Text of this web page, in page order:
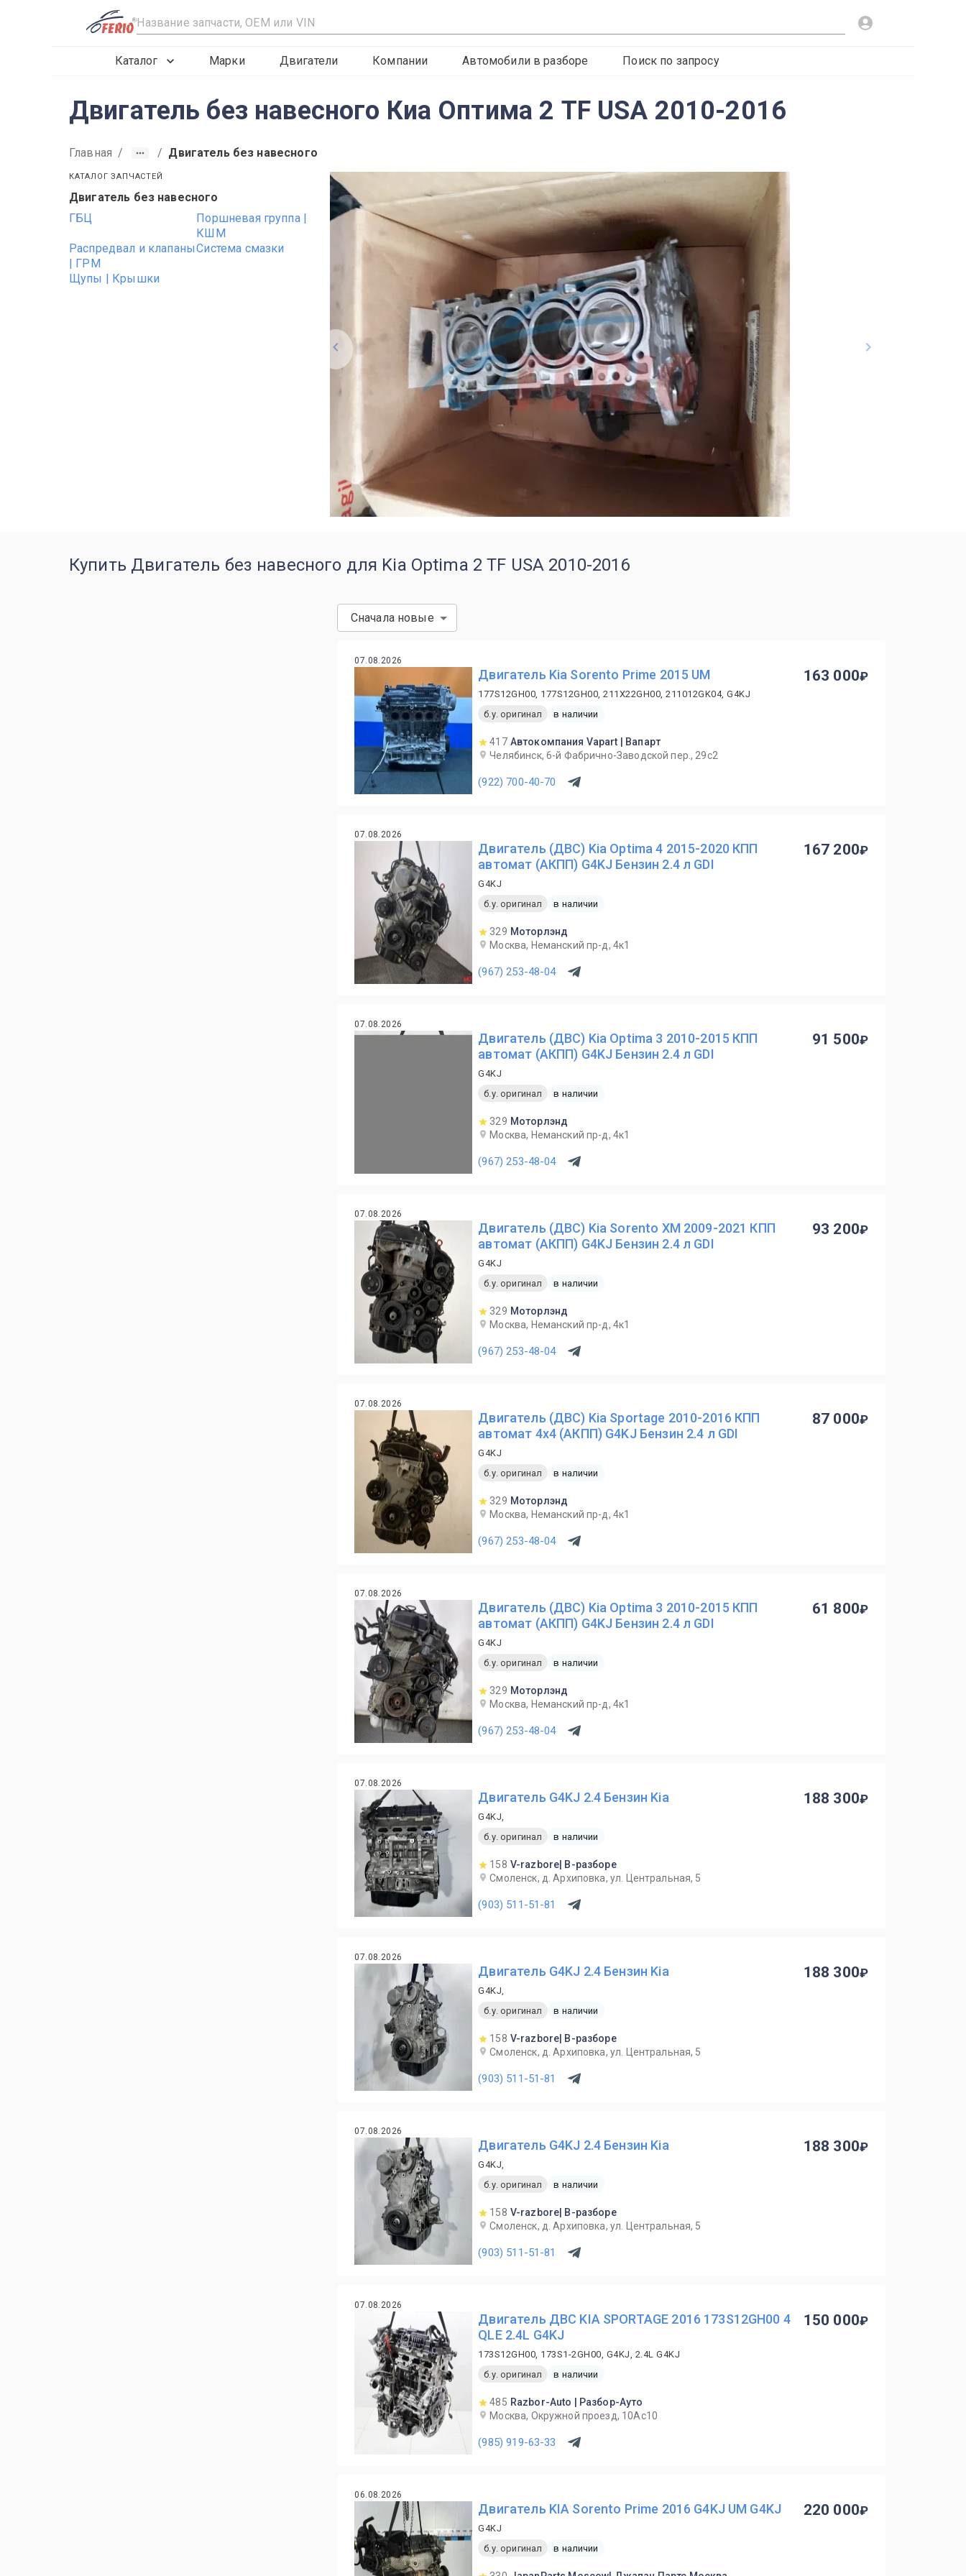
R
Каталог Марки Двигатели Компании Автомобили в разборе Поиск по запросу
Двигатель без навесного Киа Оптима 2 TF USA 2010-2016
Главная / / Двигатель без навесного
КАТАЛОГ ЗАПЧАСТЕЙ
Двигатель без навесного
ГБЦ
Поршневая группа |
КШМ
Распредвал и клапаны
| ГРМ
Система смазки
Щупы | Крышки
Купить Двигатель без навесного для Kia Optima 2 TF USA 2010-2016
Сначала новые
07.08.2026
Двигатель Kia Sorento Prime 2015 UM
177S12GH00, 177S12GH00, 211X22GH00, 211012GK04, G4KJ
б.у. оригинал
в наличии
417 Автокомпания Vapart | Вапарт
Челябинск, 6-й Фабрично-Заводской пер., 29с2
(922) 700-40-70
163 000
07.08.2026
Двигатель (ДВС) Kia Optima 4 2015-2020 КПП
автомат (АКПП) G4KJ Бензин 2.4 л GDI
G4KJ
б.у. оригинал
в наличии
329 Моторлэнд
Москва, Неманский пр-д, 4к1
(967) 253-48-04
167 200
07.08.2026
Двигатель (ДВС) Kia Optima 3 2010-2015 КПП
автомат (АКПП) G4KJ Бензин 2.4 л GDI
G4KJ
б.у. оригинал
в наличии
329 Моторлэнд
Москва, Неманский пр-д, 4к1
(967) 253-48-04
91 500
07.08.2026
Двигатель (ДВС) Kia Sorento XM 2009-2021 КПП
автомат (АКПП) G4KJ Бензин 2.4 л GDI
G4KJ
б.у. оригинал
в наличии
329 Моторлэнд
Москва, Неманский пр-д, 4к1
(967) 253-48-04
93 200
07.08.2026
Двигатель (ДВС) Kia Sportage 2010-2016 КПП
автомат 4х4 (АКПП) G4KJ Бензин 2.4 л GDI
G4KJ
б.у. оригинал
в наличии
329 Моторлэнд
Москва, Неманский пр-д, 4к1
(967) 253-48-04
87 000
07.08.2026
Двигатель (ДВС) Kia Optima 3 2010-2015 КПП
автомат (АКПП) G4KJ Бензин 2.4 л GDI
G4KJ
б.у. оригинал
в наличии
329 Моторлэнд
Москва, Неманский пр-д, 4к1
(967) 253-48-04
61 800
07.08.2026
Двигатель G4KJ 2.4 Бензин Kia
G4KJ,
б.у. оригинал
в наличии
158 V-razbore| В-разборе
Смоленск, д. Архиповка, ул. Центральная, 5
(903) 511-51-81
188 300
07.08.2026
Двигатель G4KJ 2.4 Бензин Kia
G4KJ,
б.у. оригинал
в наличии
158 V-razbore| В-разборе
Смоленск, д. Архиповка, ул. Центральная, 5
(903) 511-51-81
188 300
07.08.2026
Двигатель G4KJ 2.4 Бензин Kia
G4KJ,
б.у. оригинал
в наличии
158 V-razbore| В-разборе
Смоленск, д. Архиповка, ул. Центральная, 5
(903) 511-51-81
188 300
07.08.2026
Двигатель ДВС KIA SPORTAGE 2016 173S12GH00 4
QLE 2.4L G4KJ
173S12GH00, 173S1-2GH00, G4KJ, 2.4L G4KJ
б.у. оригинал
в наличии
485 Razbor-Auto | Разбор-Ауто
Москва, Окружной проезд, 10Ас10
(985) 919-63-33
150 000
06.08.2026
Двигатель KIA Sorento Prime 2016 G4KJ UM G4KJ
G4KJ
б.у. оригинал
в наличии
220 000